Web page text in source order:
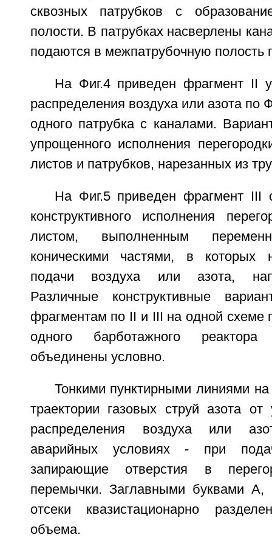
сквозных патрубков с
полости. В патрубках насверлены
подаются в межпатрубочную полость
На Фиг.4 приведен фрагмент II
распределения воздуха или азота по
одного патрубка с каналами.
упрощенного исполнения
листов и патрубков, нарезанных из
На Фиг.5 приведен фрагмент III
конструктивного исполнения
листом, выполненным
коническими частями, в которых
подачи воздуха или азота,
Различные конструктивные
фрагментам по II и III на одной схеме
одного барботажного
объединены условно.
Тонкими пунктирными линиями
траектории газовых струй азота от
распределения воздуха или
аварийных условиях - при
запирающие отверстия в
перемычки. Заглавными буквами
отсеки квазистационарно
объема.